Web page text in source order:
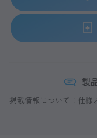
製
掲載情報について：仕様